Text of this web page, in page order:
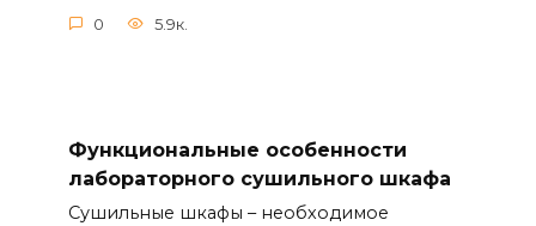
0 5.9к.
Функциональные особенности
лабораторного сушильного шкафа
Сушильные шкафы – необходимое